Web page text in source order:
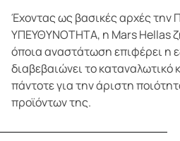
Έχοντας ως βασικές αρχές την
ΥΠΕΥΘΥΝΟΤΗΤΑ, η Mars Hellas
όποια αναστάτωση επιφέρει η
διαβεβαιώνει το καταναλωτικό
πάντοτε για την άριστη
προϊόντων της.